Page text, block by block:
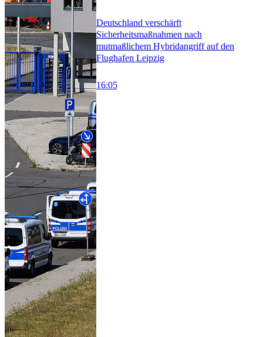
Deutschland verschärft
Sicherheitsmaßnahmen nach
mutmaßlichem Hybridangriff auf den
Flughafen Leipzig
16:05